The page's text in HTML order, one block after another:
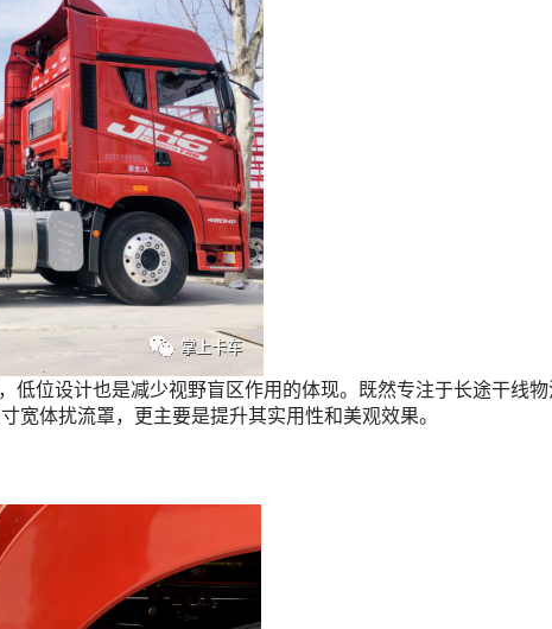
低位设计也是减少视野盲区作用的体现。既然专注于长途干线
宽体扰流罩，更主要是提升其实用性和美观效果。